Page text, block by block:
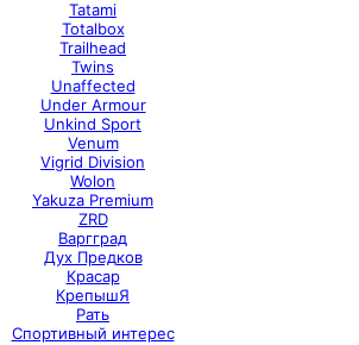
Tatami
Totalbox
Trailhead
Twins
Unaffected
Under Armour
Unkind Sport
Venum
Vigrid Division
Wolon
Yakuza Premium
ZRD
Варгград
Дух Предков
Красар
КрепышЯ
Рать
Спортивный интерес